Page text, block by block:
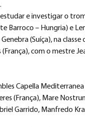
e investigar o
Barroco – Hungria) e
(Suíça), na
com o mestre
Capella
(França), Mare
Garrido, Manfredo